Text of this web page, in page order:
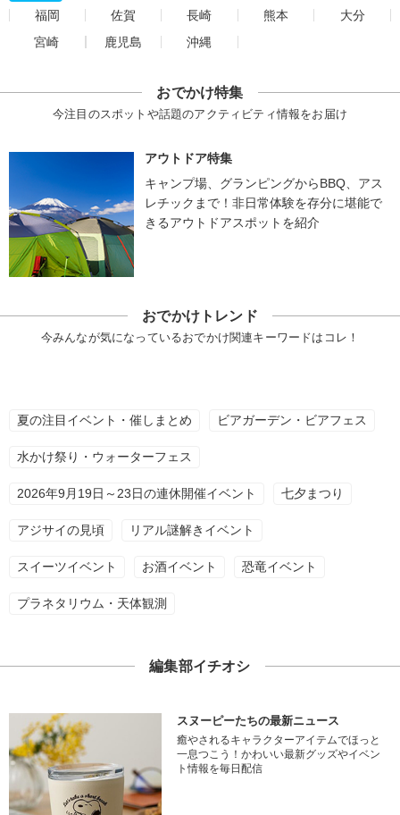
福岡
佐賀 長崎 熊本
大分
宮崎
鹿児島 沖縄
おでかけ特集
今注目のスポットや話題のアクティビティ情報をお届け
アウトドア特集
キャンプ場、グランピングからBBQ、アス
レチックまで！非日常体験を存分に堪能で
きるアウトドアスポットを紹介
おでかけトレンド
今みんなが気になっているおでかけ関連キーワードはコレ！
夏の注目イベント・催しまとめ ビアガーデン・ビアフェス
水かけ祭り・ウォーターフェス
2026年9月19日～23日の連休開催イベント 七夕まつり
アジサイの見頃 リアル謎解きイベント
スイーツイベント お酒イベント 恐竜イベント
プラネタリウム・天体観測
編集部イチオシ
スヌーピーたちの最新ニュース
癒やされるキャラクターアイテムでほっと
一息つこう！かわいい最新グッズやイベン
ト情報を毎日配信